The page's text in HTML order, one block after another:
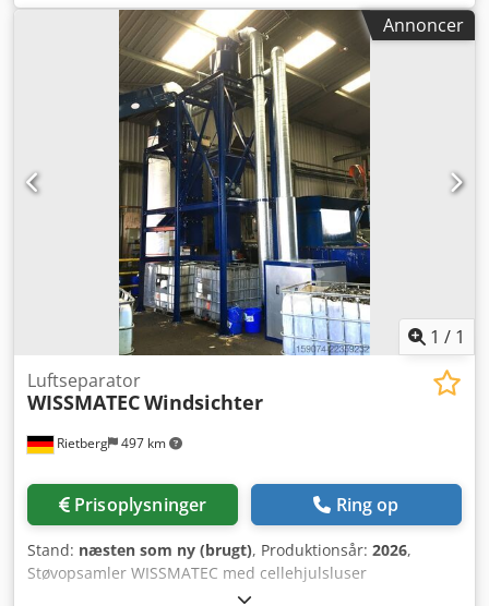
Annoncer
1 / 1
Rietberg 497 km
Luftseparator
WISSMATECWindsichter
Prisoplysninger Ring op
Stand: næsten som ny (brugt), Produktionsår: 2026,
Støvopsamler WISSMATEC med cellehjulsluser
cyklonseparator, ventilatorer, rørledninger, transportbånd,